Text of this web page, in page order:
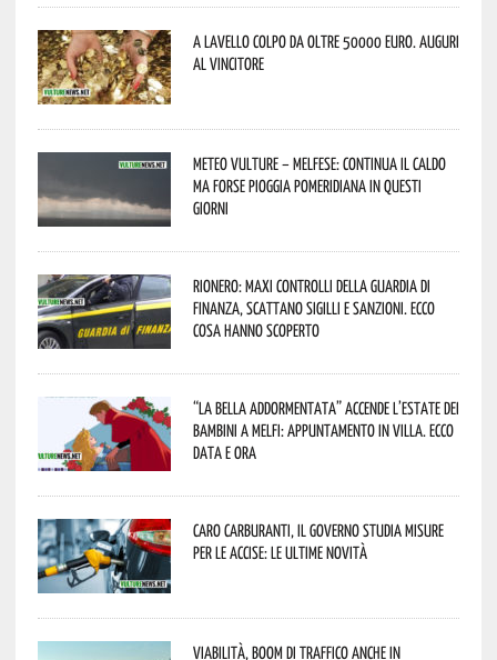
A Lavello colpo da oltre 50000 euro. Auguri
al vincitore
Meteo Vulture – melfese: continua il caldo
ma forse pioggia pomeridiana in questi
giorni
Rionero: maxi controlli della Guardia di
Finanza, scattano sigilli e sanzioni. Ecco
cosa hanno scoperto
“La Bella addormentata” accende l’estate dei
bambini a Melfi: appuntamento in Villa. Ecco
data e ora
Caro carburanti, il governo studia misure
per le accise: le ultime novità
Viabilità, boom di traffico anche in